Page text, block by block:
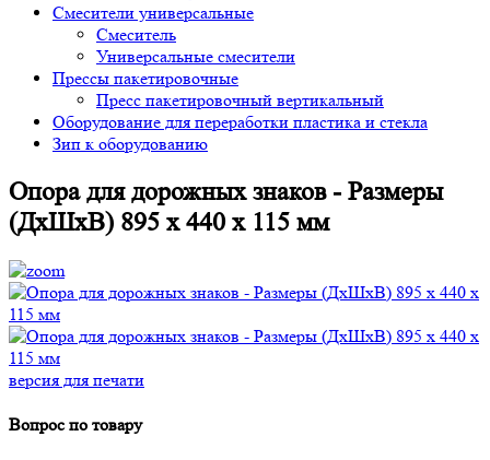
Смесители универсальные
Смеситель
Универсальные смесители
Прессы пакетировочные
Пресс пакетировочный вертикальный
Оборудование для переработки пластика и стекла
Зип к оборудованию
Опора для дорожных знаков - Размеры
(ДxШxВ) 895 x 440 x 115 мм
версия для печати
Вопрос по товару